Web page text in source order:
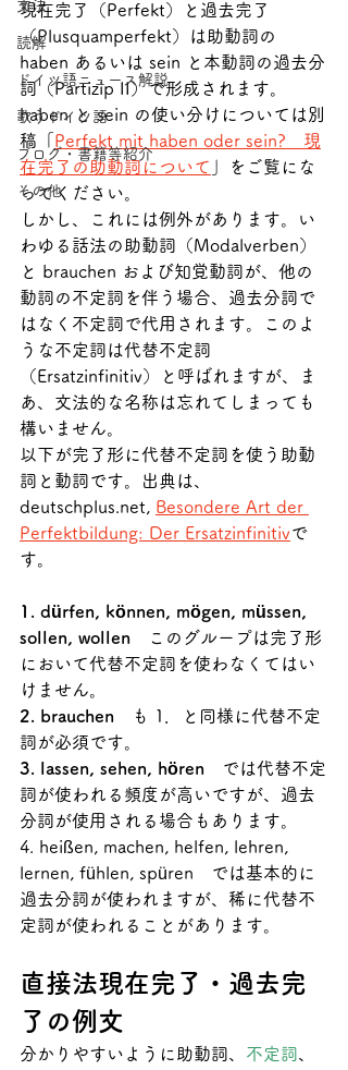
文法
読解
ドイツ語ニュース解説
歌うドイツ語
ブログ・書籍等紹介
その他
現在完了（Perfekt）と過去完了
（Plusquamperfekt）は助動詞の
haben あるいは sein と本動詞の過去分
詞（Partizip II）で形成されます。
haben と sein の使い分けについては別
稿「 Perfekt mit haben oder sein?　現
在完了の助動詞について
」をご覧にな
ってください。
しかし、これには例外があります。い
わゆる話法の助動詞（Modalverben）
と brauchen および知覚動詞が、他の
動詞の不定詞を伴う場合、過去分詞で
はなく不定詞で代用されます。このよ
うな不定詞は代替不定詞
（Ersatzinfinitiv）と呼ばれますが、ま
あ、文法的な名称は忘れてしまっても
構いません。
以下が完了形に代替不定詞を使う助動
詞と動詞です。出典は、
deutschplus.net, Besondere Art der
Perfektbildung: Der Ersatzinfinitivで
す。
1. dürfen, können, mögen, müssen,
sollen, wollen このグループは完了形
において代替不定詞を使わなくてはい
けません。
2. brauchen も 1．と同様に代替不定
詞が必須です。
3. lassen, sehen, hören では代替不定
詞が使われる頻度が高いですが、過去
分詞が使用される場合もあります。
4. heißen, machen, helfen, lehren,
lernen, fühlen, spüren　では基本的に
過去分詞が使われますが、稀に代替不
定詞が使われることがあります。
直接法現在完了・過去完
了の例文
分かりやすいように助動詞、 不定詞